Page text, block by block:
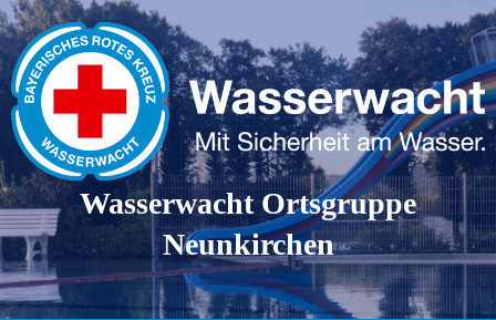
Skip
to
content
Wasserwacht Ortsgruppe
Neunkirchen